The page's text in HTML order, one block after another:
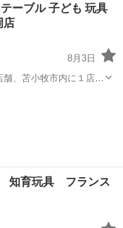
ーブル 子ども 玩具
店
8月3日
、苫小牧市内に１店
知育玩具 フランス